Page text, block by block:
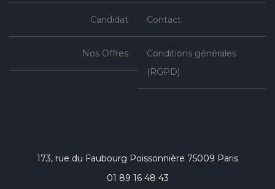
Candidat Contact
Nos Offres
Conditions générales
(RGPD)
173, rue du Faubourg Poissonnière 75009 Paris
01 89 16 48 43